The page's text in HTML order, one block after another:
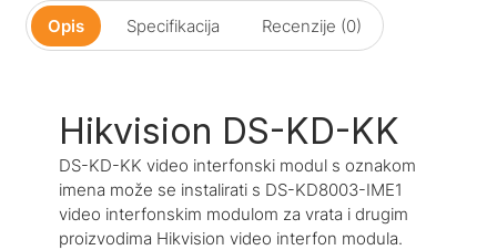
Opis Specifikacija Recenzije (0)
Hikvision DS-KD-KK
DS-KD-KK video interfonski modul s oznakom
imena može se instalirati s DS-KD8003-IME1
video interfonskim modulom za vrata i drugim
proizvodima Hikvision video interfon modula.